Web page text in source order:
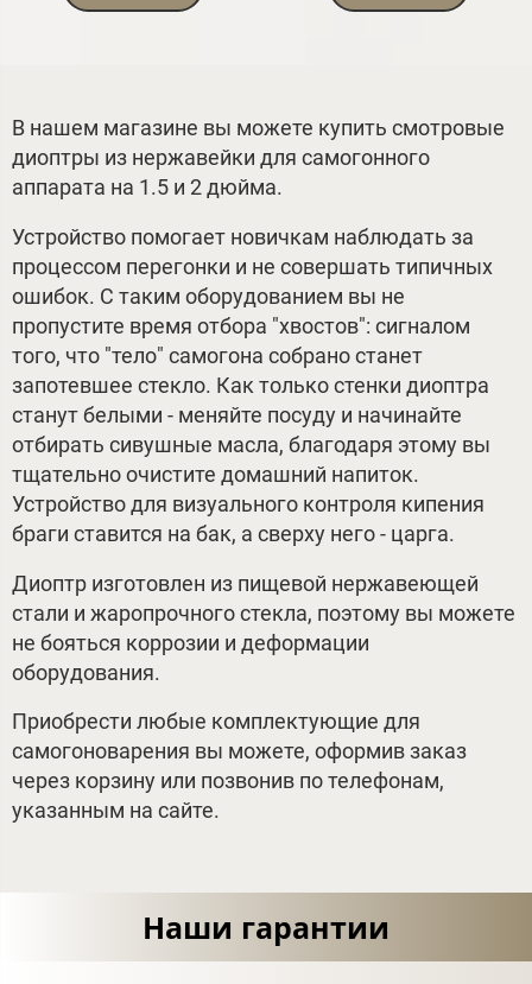
В нашем магазине вы можете купить смотровые
диоптры из нержавейки для самогонного
аппарата на 1.5 и 2 дюйма.
Устройство помогает новичкам наблюдать за
процессом перегонки и не совершать типичных
ошибок. С таким оборудованием вы не
пропустите время отбора "хвостов": сигналом
того, что "тело" самогона собрано станет
запотевшее стекло. Как только стенки диоптра
станут белыми - меняйте посуду и начинайте
отбирать сивушные масла, благодаря этому вы
тщательно очистите домашний напиток.
Устройство для визуального контроля кипения
браги ставится на бак, а сверху него - царга.
Диоптр изготовлен из пищевой нержавеющей
стали и жаропрочного стекла, поэтому вы можете
не бояться коррозии и деформации
оборудования.
Приобрести любые комплектующие для
самогоноварения вы можете, оформив заказ
через корзину или позвонив по телефонам,
указанным на сайте.
Наши гарантии